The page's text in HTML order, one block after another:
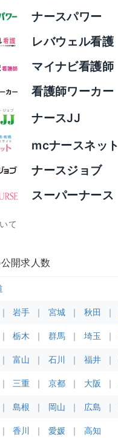
ナースパワー
レバウェル看護
マイナビ看護師
看護師ワーカー
ナースJJ
mcナースネット
ナースジョブ
スーパーナース
て
開求人数
岩手 宮城 秋田
栃木 群馬 埼玉
富山 石川 福井
三重 京都 大阪
島根 岡山 広島
香川 愛媛 高知